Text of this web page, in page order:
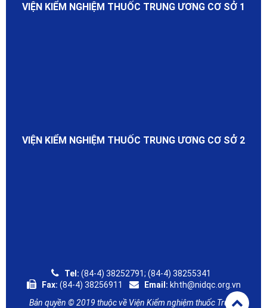
VIỆN KIỂM NGHIỆM THUỐC TRUNG ƯƠNG CƠ SỞ 1
VIỆN KIỂM NGHIỆM THUỐC TRUNG ƯƠNG CƠ SỞ 2
Tel: (84-4) 38252791; (84-4) 38255341
Fax: (84-4) 38256911 Email: khth@nidqc.org.vn
Bản quyền © 2019 thuộc về Viện Kiểm nghiệm thuốc Trung